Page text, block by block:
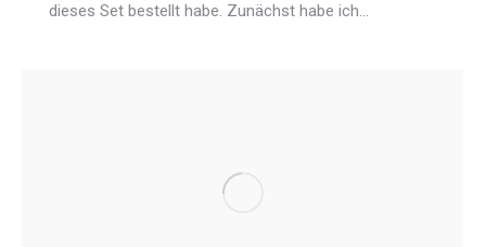
dieses Set bestellt habe. Zunächst habe ich…